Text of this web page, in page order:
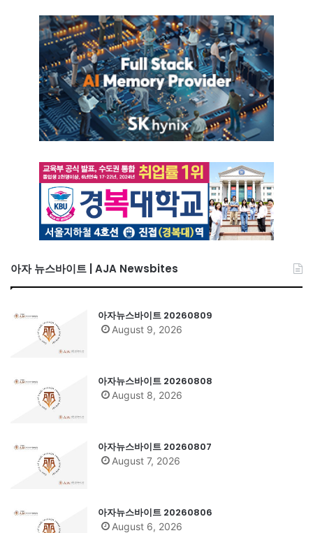
아자 뉴스바이트 | AJA Newsbites
아자뉴스바이트 20260809
August 9, 2026
아자뉴스바이트 20260808
August 8, 2026
아자뉴스바이트 20260807
August 7, 2026
아자뉴스바이트 20260806
August 6, 2026